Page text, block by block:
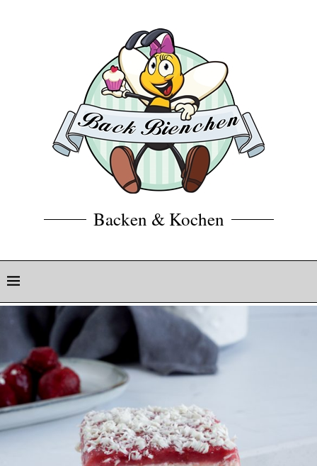
Backen & Kochen